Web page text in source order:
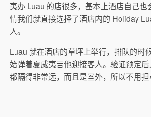
夷办 Luau 的店很多，基本上酒店自己也
情我们就直接选择了酒店内的 Holiday
人。
Luau 就在酒店的草坪上举行，排队的时
始弹着夏威夷吉他迎接客人。验证预定
都隔得非常远，而且是室外，所以不用担